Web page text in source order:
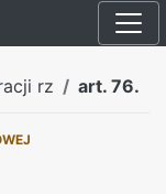
rz art. 76.